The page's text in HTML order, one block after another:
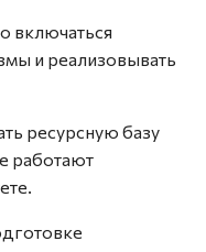
включаться
и реализовывать
ресурсную базу
работают